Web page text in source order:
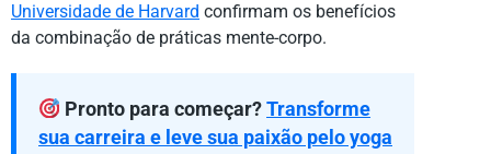
Universidade de Harvard confirmam os benefícios
da combinação de práticas mente-corpo.
Pronto para começar? Transforme
sua carreira e leve sua paixão pelo yoga